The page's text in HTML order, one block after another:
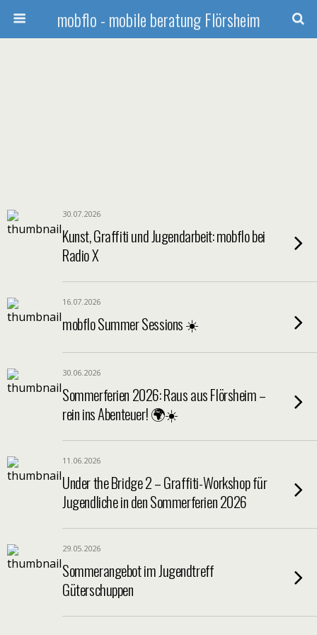
mobflo - mobile beratung Flörsheim
30.07.2026
Kunst, Graffiti und Jugendarbeit: mobflo bei
Radio X
16.07.2026
mobflo Summer Sessions ☀️
30.06.2026
Sommerferien 2026: Raus aus Flörsheim –
rein ins Abenteuer! 🌍☀️
11.06.2026
Under the Bridge 2 – Graffiti-Workshop für
Jugendliche in den Sommerferien 2026
29.05.2026
Sommerangebot im Jugendtreff
Güterschuppen